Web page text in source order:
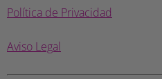
Política de Privacidad
Aviso Legal